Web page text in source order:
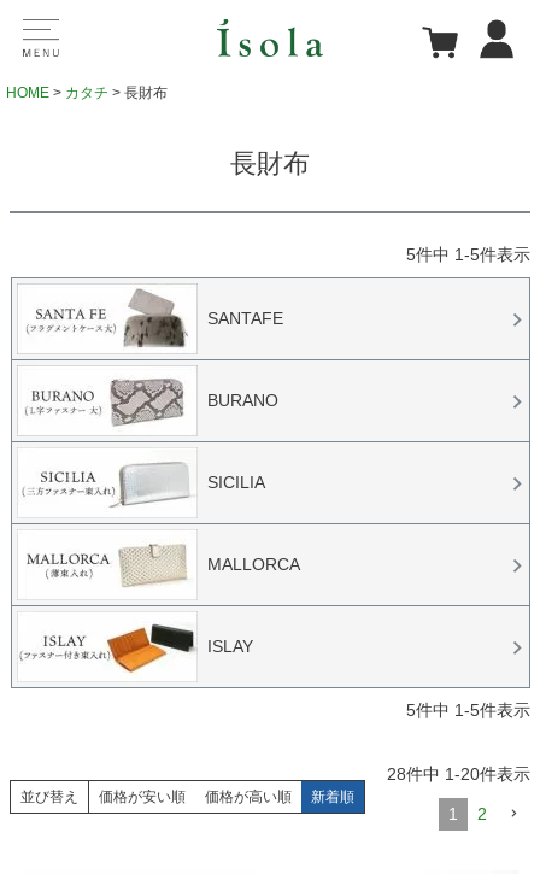
HOME カタチ 長財布
長財布
5件中 1-5件表示
SANTAFE
BURANO
SICILIA
MALLORCA
ISLAY
5件中 1-5件表示
並び替え 価格が安い順 価格が高い順 新着順
28件中 1-20件表示
1 2